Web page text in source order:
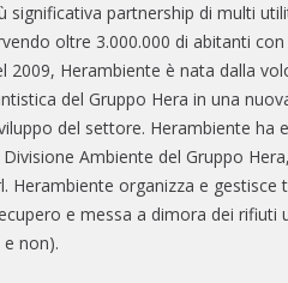
partnership di multi
oltre 3.000.000 di abitanti
2009, Herambiente è nata dalla
del Gruppo Hera in una
del settore. Herambiente ha
Ambiente del Gruppo
Herambiente organizza e
e messa a dimora dei rifiuti
non).